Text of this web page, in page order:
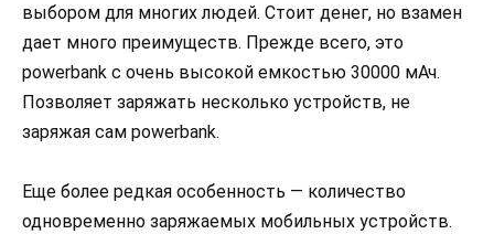
выбором для многих людей. Стоит денег, но взамен
дает много преимуществ. Прежде всего, это
powerbank с очень высокой емкостью 30000 мАч.
Позволяет заряжать несколько устройств, не
заряжая сам powerbank.
Еще более редкая особенность — количество
одновременно заряжаемых мобильных устройств.